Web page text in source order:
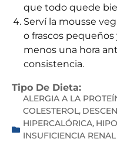
que todo quede
Serví la mousse
o frascos pequeños
menos una hora
consistencia.
Tipo De Dieta:
ALERGIA A LA
COLESTEROL,
HIPERCALÓRICA,
INSUFICIENCIA